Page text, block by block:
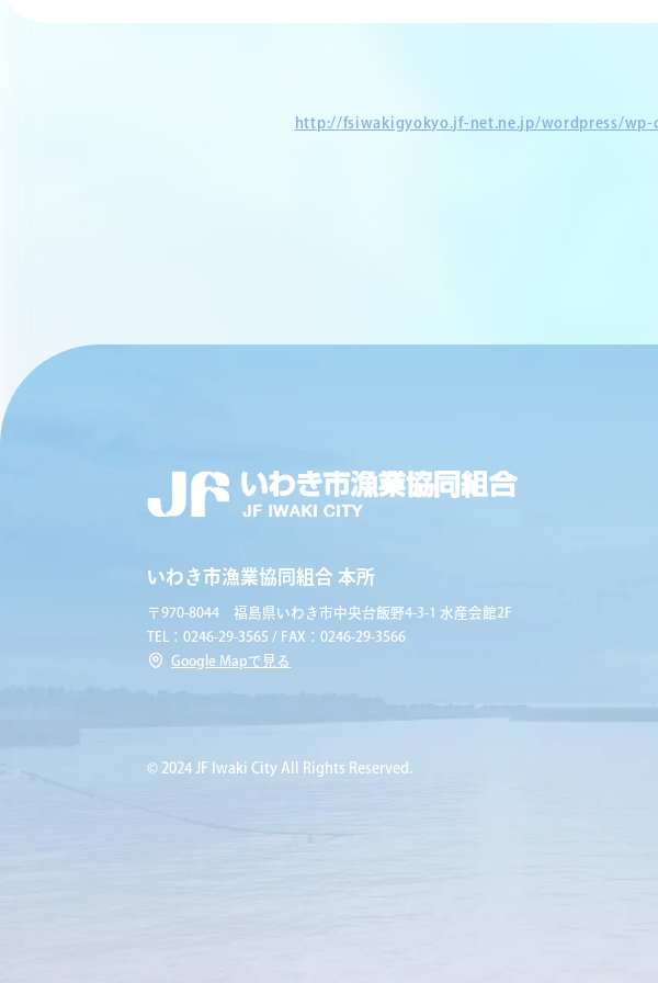
http://fsiwakigyokyo.jf-net.ne.jp/wordpress/wp-
いわき市漁業協同組合 本所
〒970-8044 福島県いわき市中央台飯野4-3-1 水産会館2F
TEL：0246-29-3565 / FAX：0246-29-3566
Google Mapで見る
© 2024 JF Iwaki City All Rights Reserved.